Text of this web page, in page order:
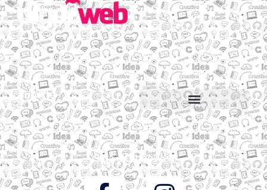
Email personalizado
Hospedagem de Sites
Migração de sites e e-mails
Construtor de sites
Suporte
Suporte via Whats
Siga a DigooWeb